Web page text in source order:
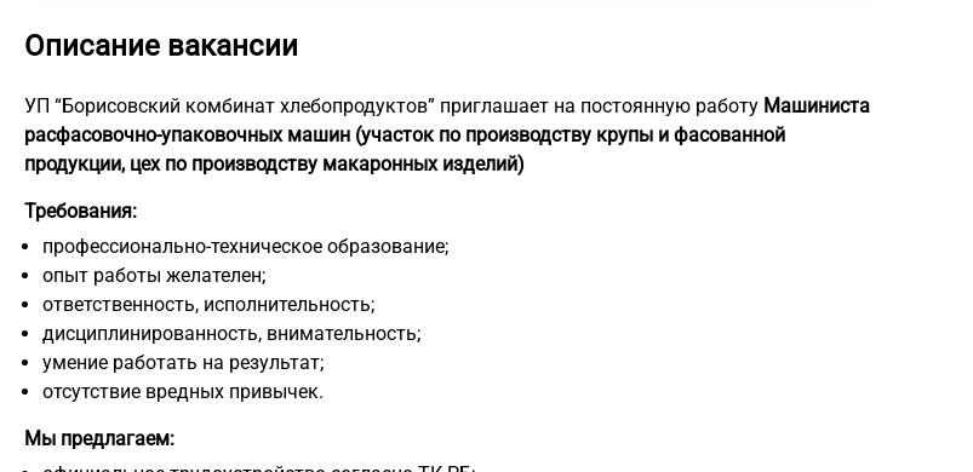
Описание вакансии
УП “Борисовский комбинат хлебопродуктов” приглашает на постоянную работу Машиниста
расфасовочно-упаковочных машин (участок по производству крупы и фасованной
продукции, цех по производству макаронных изделий)
Требования:
профессионально-техническое образование;
опыт работы желателен;
ответственность, исполнительность;
дисциплинированность, внимательность;
умение работать на результат;
отсутствие вредных привычек.
Мы предлагаем: